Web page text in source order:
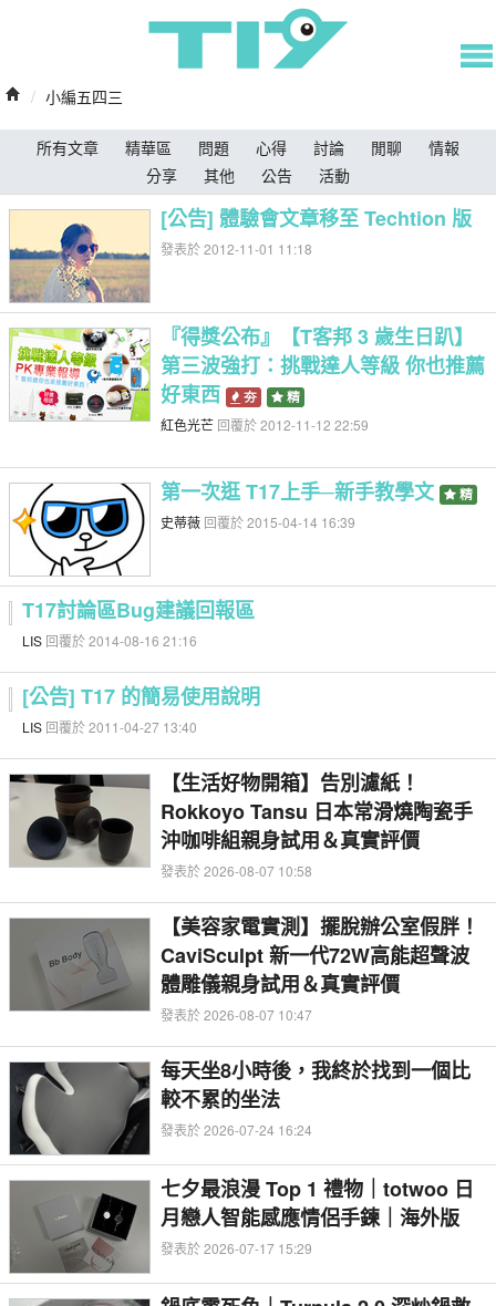
/ 小編五四三
所有文章 精華區 問題 心得 討論 閒聊
情報
分享
其他 公告 活動
[公告] 體驗會文章移至 Techtion 版
發表於 2012-11-01 11:18
『得獎公布』【T客邦 3 歲生日趴】
第三波強打：挑戰達人等級 你也推薦
好東西
夯
精
紅色光芒回覆於 2012-11-12 22:59
第一次逛 T17上手─新手教學文
精
史蒂薇回覆於 2015-04-14 16:39
T17討論區Bug建議回報區
LIS回覆於 2014-08-16 21:16
[公告] T17 的簡易使用說明
LIS回覆於 2011-04-27 13:40
【生活好物開箱】告別濾紙！
Rokkoyo Tansu 日本常滑燒陶瓷手
沖咖啡組親身試用＆真實評價
發表於 2026-08-07 10:58
【美容家電實測】擺脫辦公室假胖！
CaviSculpt 新一代72W高能超聲波
體雕儀親身試用＆真實評價
發表於 2026-08-07 10:47
每天坐8小時後，我終於找到一個比
較不累的坐法
發表於 2026-07-24 16:24
七夕最浪漫 Top 1 禮物｜totwoo 日
月戀人智能感應情侶手鍊｜海外版
發表於 2026-07-17 15:29